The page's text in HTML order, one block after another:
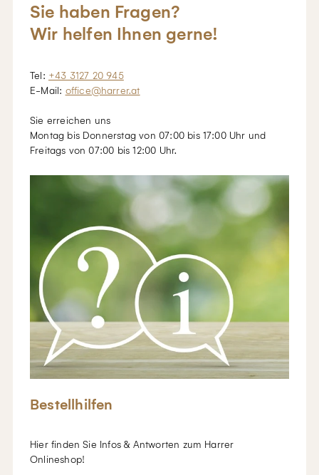
Sie haben Fragen?
Wir helfen Ihnen gerne!
Tel: +43 3127 20 945
E-Mail: office@harrer.at
Sie erreichen uns
Montag bis Donnerstag von 07:00 bis 17:00 Uhr und
Freitags von 07:00 bis 12:00 Uhr.
Bestellhilfen
Hier finden Sie Infos & Antworten zum Harrer
Onlineshop!